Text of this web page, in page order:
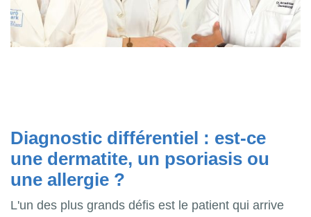
Diagnostic différentiel : est-ce
une dermatite, un psoriasis ou
une allergie ?
L'un des plus grands défis est le patient qui arrive